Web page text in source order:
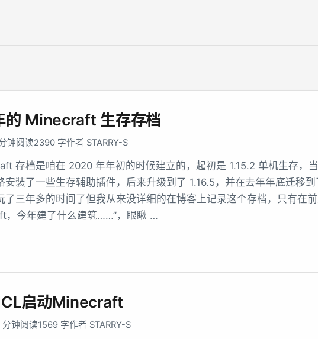
的 Minecraft 生存存档
钟阅读2390 字作者 STARRY-S
存档是咱在 2020 年年初的时候建立的，起初是 1.15.2 单机生存，
安装了一些生存辅助插件，后来升级到了 1.16.5，并在去年年底迁移
了三年多的时间了但我从来没详细的在博客上记录这个存档，只有在
，今年建了什么建筑……”，眼瞅 …
启动Minecraft
分钟阅读1569 字作者 STARRY-S